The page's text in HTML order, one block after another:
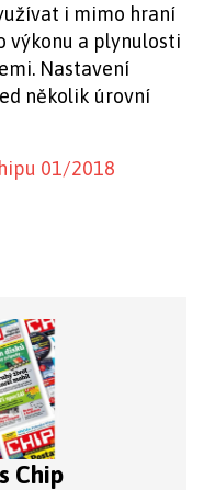
i mimo hraní
výkonu a plynulosti
Nastavení
několik úrovní
01/2018
Chip